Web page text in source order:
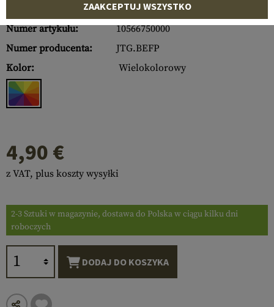
Numer artykułu:
10566750000
Numer producenta:
JTG.BEFP
Kolor:
Wielokolorowy
4,90 €
z VAT, plus koszty wysyłki
2-3 Sztuki w magazynie, dostawa do Polska w ciągu kilku dni
roboczych
DODAJ DO KOSZYKA
ZAAKCEPTUJ WSZYSTKO